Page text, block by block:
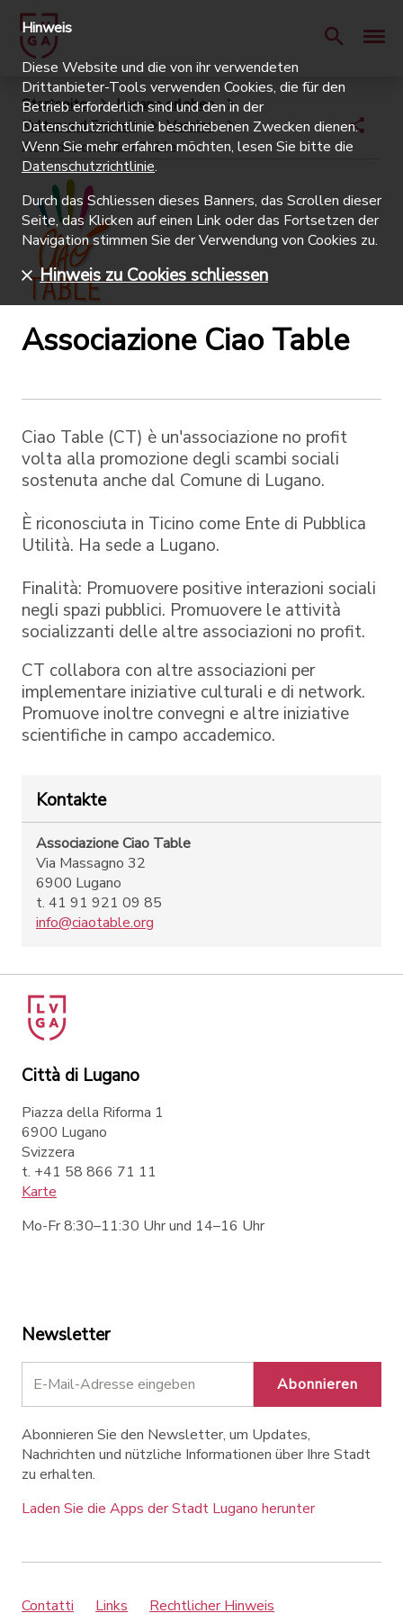
Startseite
Lugano erleben
Kultur und Freizeit
Vereine
Associazione Ciao Table
Associazione Ciao Table
Ciao Table (CT) è un'associazione no profit
volta alla promozione degli scambi sociali
sostenuta anche dal Comune di Lugano.
È riconosciuta in Ticino come Ente di Pubblica
Utilità. Ha sede a Lugano.
Finalità: Promuovere positive interazioni sociali
negli spazi pubblici. Promuovere le attività
socializzanti delle altre associazioni no profit.
CT collabora con altre associazioni per
implementare iniziative culturali e di network.
Promuove inoltre convegni e altre iniziative
scientifiche in campo accademico.
Kontakte
Associazione Ciao Table
Via Massagno 32
6900 Lugano
t. 41 91 921 09 85
info@ciaotable.org
Città di Lugano
Piazza della Riforma 1
6900 Lugano
Svizzera
t. +41 58 866 71 11
Karte
Mo-Fr 8:30–11:30 Uhr und 14–16 Uhr
Newsletter
Abonnieren
Abonnieren Sie den Newsletter, um Updates,
Nachrichten und nützliche Informationen über Ihre Stadt
zu erhalten.
Laden Sie die Apps der Stadt Lugano herunter
Contatti Links Rechtlicher Hinweis
Hinweis
Diese Website und die von ihr verwendeten
Drittanbieter-Tools verwenden Cookies, die für den
Betrieb erforderlich sind und den in der
Datenschutzrichtlinie beschriebenen Zwecken dienen.
Wenn Sie mehr erfahren möchten, lesen Sie bitte die
Datenschutzrichtlinie.
Durch das Schliessen dieses Banners, das Scrollen dieser
Seite, das Klicken auf einen Link oder das Fortsetzen der
Navigation stimmen Sie der Verwendung von Cookies zu.
Hinweis zu Cookies schliessen